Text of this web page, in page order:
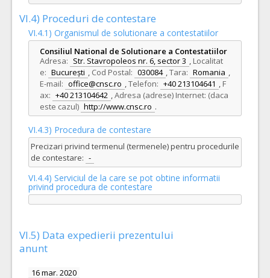
VI.4) Proceduri de contestare
VI.4.1) Organismul de solutionare a contestatiilor
Consiliul National de Solutionare a Contestatiilor
Adresa: Str. Stavropoleos nr. 6, sector 3 , Localitat
e: București , Cod Postal: 030084 ,Tara: Romania ,
E-mail: office@cnsc.ro ,Telefon: +40 213104641 , F
ax: +40 213104642 ,Adresa (adrese) Internet: (daca
este cazul) http://www.cnsc.ro .
VI.4.3) Procedura de contestare
Precizari privind termenul (termenele) pentru procedurile
de contestare: -
VI.4.4) Serviciul de la care se pot obtine informatii
privind procedura de contestare
VI.5) Data expedierii prezentului
anunt
16 mar. 2020